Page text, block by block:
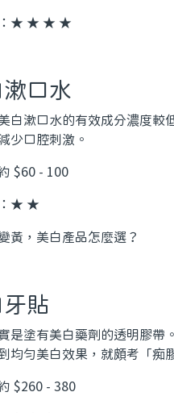
：★ ★ ★ ★
口水
白漱口水的有效成分濃度較
少口腔刺激。
$60 - 100
：★ ★
貼
是塗有美白藥劑的透明膠帶
均勻美白效果，就頗考「痴
$260 - 380